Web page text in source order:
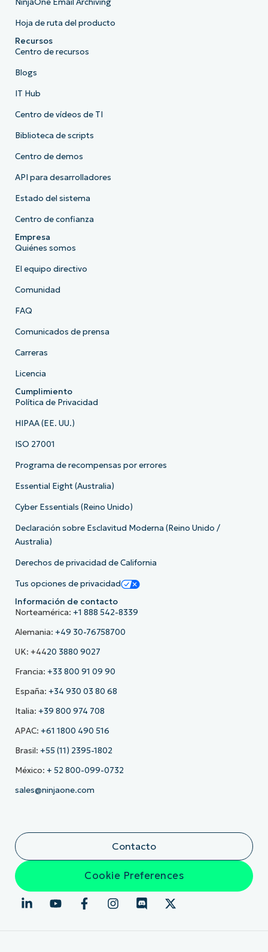
Hoja de ruta del producto
Recursos
Centro de recursos
Blogs
IT Hub
Centro de vídeos de TI
Biblioteca de scripts
Centro de demos
API para desarrolladores
Estado del sistema
Centro de confianza
Empresa
Quiénes somos
El equipo directivo
Comunidad
FAQ
Comunicados de prensa
Carreras
Licencia
Cumplimiento
Política de Privacidad
HIPAA (EE. UU.)
ISO 27001
Programa de recompensas por errores
Essential Eight (Australia)
Cyber Essentials (Reino Unido)
Declaración sobre Esclavitud Moderna (Reino Unido /
Australia)
Derechos de privacidad de California
Tus opciones de privacidad
Información de contacto
Norteamérica: +1 888 542-8339
Alemania: +49 30-76758700
UK: +4420 3880 9027
Francia: +33 800 91 09 90
España: +34 930 03 80 68
Italia: +39 800 974 708
APAC: +61 1800 490 516
Brasil: +55 (11) 2395-1802
México: + 52 800-099-0732
sales@ninjaone.com
Contacto
Cookie Preferences